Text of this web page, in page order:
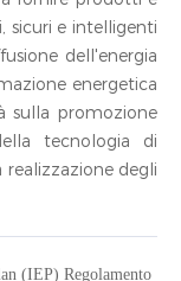
sicuri e intelligenti
dell'energia
energetica
sulla promozione
tecnologia di
degli
(IEP) Regolamento